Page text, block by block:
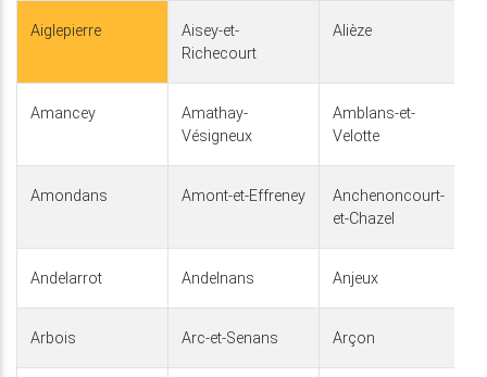
Aiglepierre
Aisey-et-
Richecourt
Alièze
Amancey
Amathay-
Vésigneux
Amblans-et-
Velotte
Amondans Amont-et-Effreney
Anchenoncourt-
et-Chazel
Andelarrot Andelnans Anjeux
Arbois Arc-et-Senans Arçon